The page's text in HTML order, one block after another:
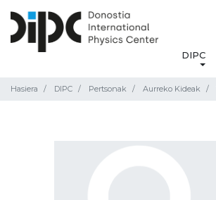
DIPC
Hasiera DIPC Pertsonak Aurreko Kideak